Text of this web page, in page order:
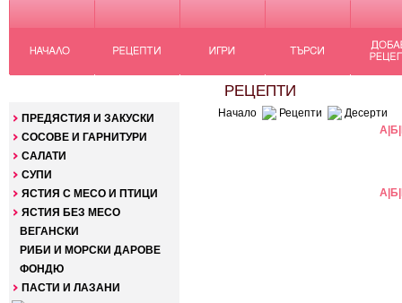
ПРЕДЯСТИЯ И ЗАКУСКИ
СОСОВЕ И ГАРНИТУРИ
САЛАТИ
СУПИ
ЯСТИЯ С МЕСО И ПТИЦИ
ЯСТИЯ БЕЗ МЕСО
ВЕГАНСКИ
РИБИ И МОРСКИ ДАРОВЕ
ФОНДЮ
ПАСТИ И ЛАЗАНИ
РЕЦЕПТИ
Начало Рецепти
Десерти
А Б
А Б